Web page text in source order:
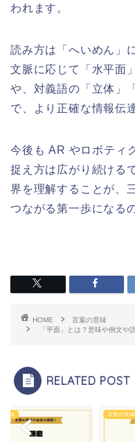
われます。
読み方は「へいめん」
文脈に応じて「水平面
や、対義語の「立体」
で、より正確な情報伝
今後も AR やロボティ
捉え方は広がり続ける
界を理解することが、
つながる第一歩になる
HOME
言葉の意味
「平面」とは？意味や例文や
RELATED POST
意味 言葉の意味